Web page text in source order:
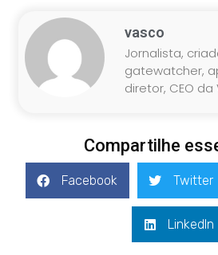
vasco
Jornalista,
gatewatcher,
diretor, CEO
Compartilhe
Facebook Twitter
LinkedIn